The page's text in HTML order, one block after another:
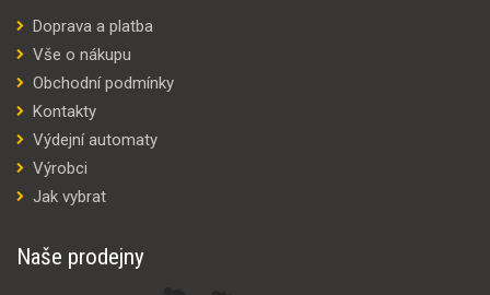
Doprava a platba
Vše o nákupu
Obchodní podmínky
Kontakty
Výdejní automaty
Výrobci
Jak vybrat
Naše prodejny